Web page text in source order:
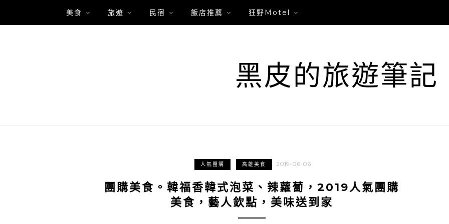
美食 旅遊 民宿 飯店推薦 狂野Motel
黑皮的旅遊筆記
人氣團購 高雄美食 2019-06-06
團購美食。韓福香韓式泡菜、辣蘿蔔，2019人氣團購
美食，藝人欽點，美味送到家